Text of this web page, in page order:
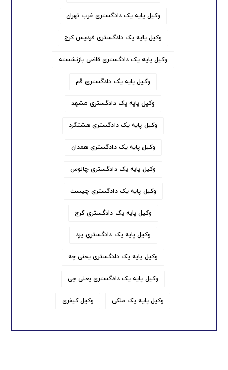
وکیل پایه یک دادگستری غرب تهران
وکیل پایه یک دادگستری فردیس کرج
وکیل پایه یک دادگستری قاضی بازنشسته
وکیل پایه یک دادگستری قم
وکیل پایه یک دادگستری مشهد
وکیل پایه یک دادگستری هشتگرد
وکیل پایه یک دادگستری همدان
وکیل پایه یک دادگستری چالوس
وکیل پایه یک دادگستری چیست
وکیل پایه یک دادگستری کرج
وکیل پایه یک دادگستری یزد
وکیل پایه یک دادگستری یعنی چه
وکیل پایه یک دادگستری یعنی چی
وکیل پایه یک ملکی وکیل کیفری